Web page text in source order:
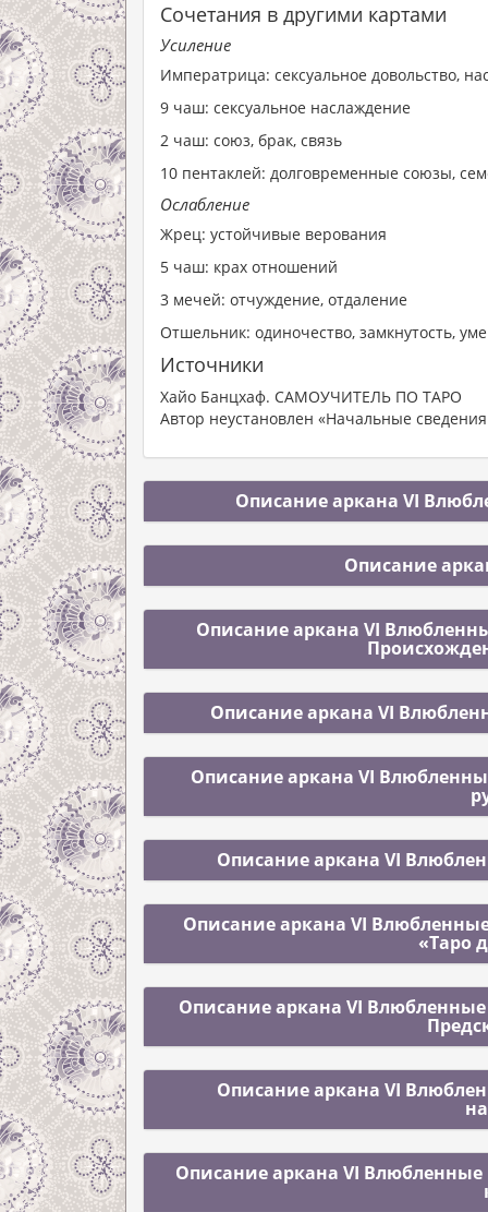
Сочетания в другими картами
Усиление
Императрица: сексуальное довольство,
9 чаш: сексуальное наслаждение
2 чаш: союз, брак, связь
10 пентаклей: долговременные союзы,
Ослабление
Жрец: устойчивые верования
5 чаш: крах отношений
3 мечей: отчуждение, отдаление
Отшельник: одиночество, замкнутость,
Источники
Хайо Банцхаф. САМОУЧИТЕЛЬ ПО ТАРО
Автор неустановлен «Начальные
Описание аркана VI
Описание
Описание аркана VI
Описание аркана VI
Описание аркана VI
Описание аркана VI
Описание аркана VI
«Таро
Описание аркана VI
Описание аркана VI
Описание аркана VI